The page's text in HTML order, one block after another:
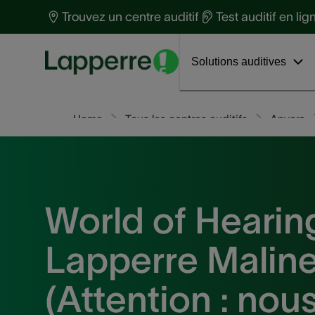
Trouvez un centre auditif Test auditif en
Solutions auditives
Découvrez Phonak Virto™ R Infinio
Protection auditive
Santé auditive
Interviews
Anvers
Tous les centres auditifs
Home
World of
Lapperre
(Attention :